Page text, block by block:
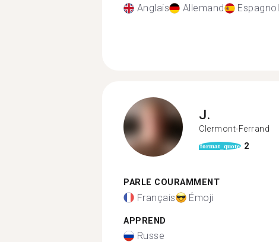
Anglais Allemand Espagnol
J.
Clermont-Ferrand
format_quote 2
PARLE COURAMMENT
Français Émoji
APPREND
Russe